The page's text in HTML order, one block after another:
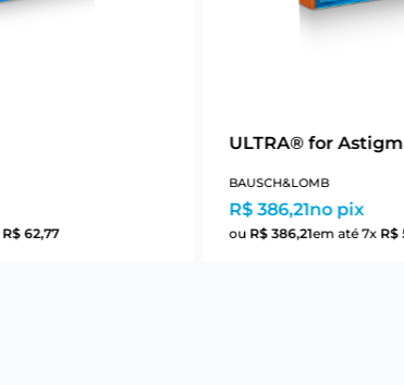
R$ 62,77
ULTRA® for
BAUSCH&LOMB
R$ 386,21no pix
ou R$ 386,21em até7x R$